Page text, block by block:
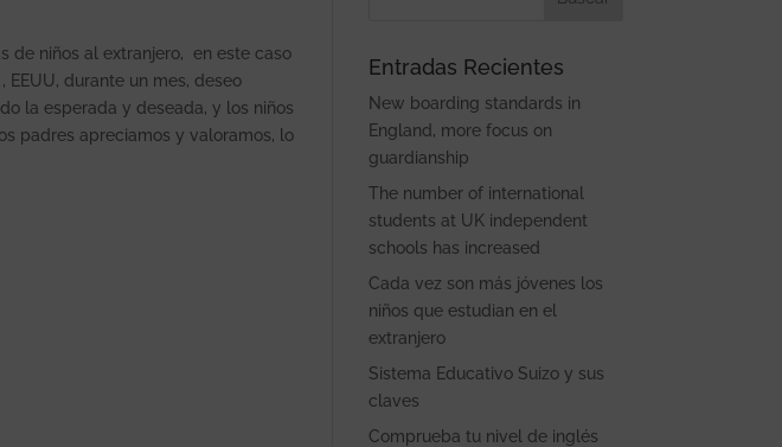
de niños al extranjero, en este caso
EEUU, durante un mes, deseo
la esperada y deseada, y los niños
padres apreciamos y valoramos, lo
Entradas Recientes
New boarding standards in
England, more focus on
guardianship
The number of international
students at UK independent
schools has increased
Cada vez son más jóvenes los
niños que estudian en el
extranjero
Sistema Educativo Suizo y sus
claves
Comprueba tu nivel de inglés